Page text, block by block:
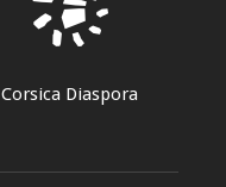
Corsica Diaspora